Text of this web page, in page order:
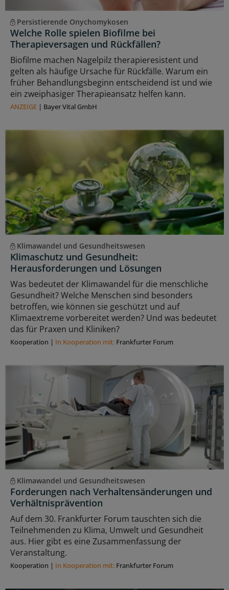
Persistierende Onychomykosen
Welche Rolle spielen Biofilme bei
Therapieversagen und Rückfällen?
Biofilme machen Nagelpilz therapieresistent und
gelten als häufige Ursache für Rückfälle. Warum ein
früher Behandlungsbeginn entscheidend ist und wie
ein zweiphasiger Therapieansatz helfen kann.
ANZEIGE | Bayer Vital GmbH
Klimawandel und Gesundheitswesen
Klimaschutz und Gesundheit:
Herausforderungen und Lösungen
Was bedeutet der Klimawandel für die menschliche
Gesundheit? Welche Menschen sind besonders
betroffen, wie können sie geschützt und auf
Klimaextreme vorbereitet werden? Und was bedeutet
das für Praxen und Kliniken?
Kooperation | In Kooperation mit: Frankfurter Forum
Klimawandel und Gesundheitswesen
Forderungen nach Verhaltensänderungen und
Verhältnisprävention
Auf dem 30. Frankfurter Forum tauschten sich die
Teilnehmenden zu Klima, Umwelt und Gesundheit
aus. Hier gibt es eine Zusammenfassung der
Veranstaltung.
Kooperation | In Kooperation mit: Frankfurter Forum